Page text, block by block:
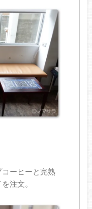
ーヒーと完熟
注文。